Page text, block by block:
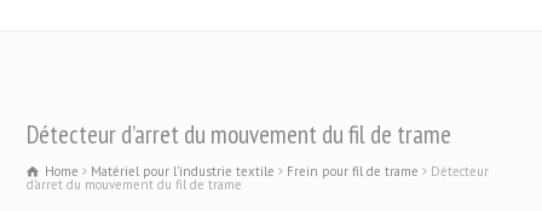
Détecteur d’arret du mouvement du fil de trame
Home Matériel pour l'industrie textile Frein pour fil de trame Détecteur
d'arret du mouvement du fil de trame